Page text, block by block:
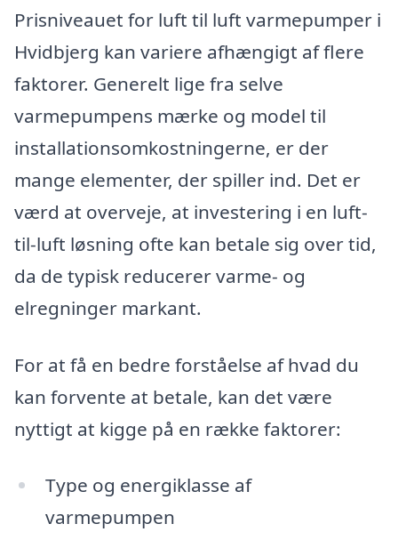
Prisniveauet for luft til luft varmepumper i
Hvidbjerg kan variere afhængigt af flere
faktorer. Generelt lige fra selve
varmepumpens mærke og model til
installationsomkostningerne, er der
mange elementer, der spiller ind. Det er
værd at overveje, at investering i en luft-
til-luft løsning ofte kan betale sig over tid,
da de typisk reducerer varme- og
elregninger markant.
For at få en bedre forståelse af hvad du
kan forvente at betale, kan det være
nyttigt at kigge på en række faktorer:
Type og energiklasse af
varmepumpen